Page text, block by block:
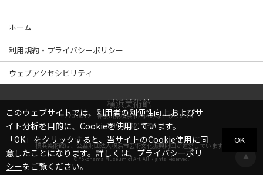
ホーム
利用規約・プライバシーポリシー
ウェブアクセシビリティ
横浜美術館
〒220-0012 神奈川県横浜市西区みなとみらい3-4-1
TEL045-221-0300
横浜美術館は、 公益財団法人横浜市芸術文化振興財団が運営しています。
© Yokohama Museum of Art. All Rights Reserved.
このウェブサイトでは、利用者の利便性向上およびサ
イト分析を目的に、Cookieを使用しています。
「OK」をクリックすると、当サイトのCookie使用に同
意したことになります。詳しくは、 プライバシーポリ
シーをご覧ください。
OK